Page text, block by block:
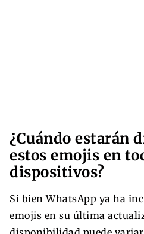
¿Cuándo estarán
estos emojis en
dispositivos?
Si bien WhatsApp ya ha
emojis en su última